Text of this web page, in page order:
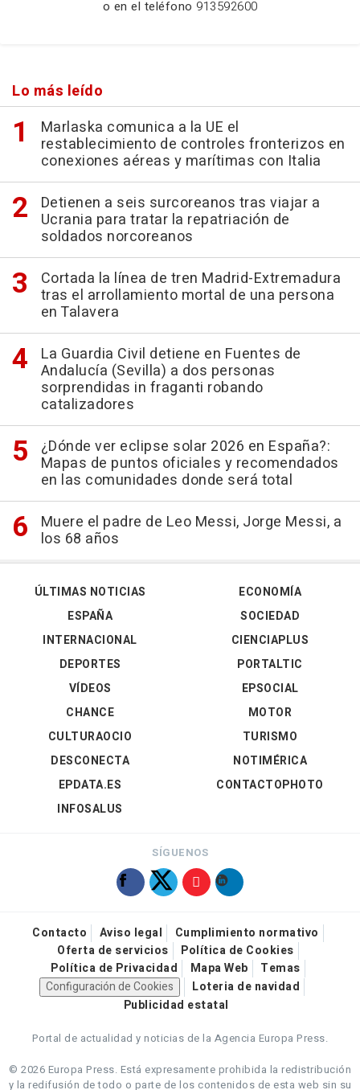
o en el teléfono 913592600
Lo más leído
Marlaska comunica a la UE el
restablecimiento de controles fronterizos en
conexiones aéreas y marítimas con Italia
Detienen a seis surcoreanos tras viajar a
Ucrania para tratar la repatriación de
soldados norcoreanos
Cortada la línea de tren Madrid-Extremadura
tras el arrollamiento mortal de una persona
en Talavera
La Guardia Civil detiene en Fuentes de
Andalucía (Sevilla) a dos personas
sorprendidas in fraganti robando
catalizadores
¿Dónde ver eclipse solar 2026 en España?:
Mapas de puntos oficiales y recomendados
en las comunidades donde será total
Muere el padre de Leo Messi, Jorge Messi, a
los 68 años
ÚLTIMAS NOTICIAS
ESPAÑA
INTERNACIONAL
DEPORTES
VÍDEOS
ECONOMÍA
SOCIEDAD
CIENCIAPLUS
PORTALTIC
EPSOCIAL
CHANCE
CULTURAOCIO
DESCONECTA
EPDATA.ES
INFOSALUS
MOTOR
TURISMO
NOTIMÉRICA
CONTACTOPHOTO
SÍGUENOS
Contacto Aviso legal
Cumplimiento normativo
Oferta de servicios
Política de Cookies
Política de Privacidad
Mapa Web
Temas
Configuración de Cookies
Loteria de navidad
Publicidad estatal
Portal de actualidad y noticias de la Agencia Europa Press.
© 2026 Europa Press. Está expresamente prohibida la redistribución
y la redifusión de todo o parte de los contenidos de esta web sin su